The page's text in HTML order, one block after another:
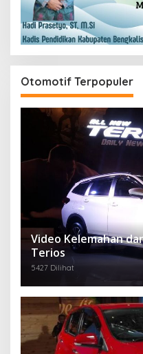
Otomotif Terpopuler
Video Kelemahan
Terios
5427 Dilihat